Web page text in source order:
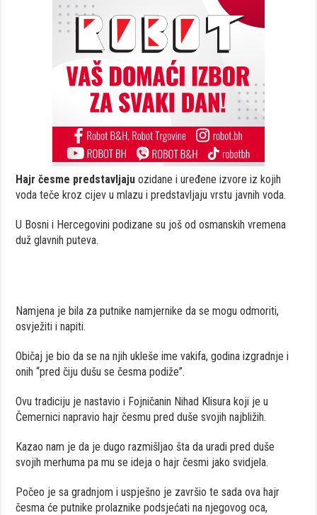
Hajr česme predstavljajuozidane i uređene izvore iz kojih
voda teče kroz cijev u mlazu i predstavljaju vrstu javnih voda.
U Bosni i Hercegovini podizane su još od osmanskih vremena
duž glavnih puteva.
Namjena je bila za putnike namjernike da se mogu odmoriti,
osvježiti i napiti.
Običaj je bio da se na njih ukleše ime vakifa, godina izgradnje i
onih “pred čiju dušu se česma podiže”.
Ovu tradiciju je nastavio i Fojničanin Nihad Klisura koji je u
Čemernici napravio hajr česmu pred duše svojih najbližih.
Kazao nam je da je dugo razmišljao šta da uradi pred duše
svojih merhuma pa mu se ideja o hajr česmi jako svidjela.
Počeo je sa gradnjom i uspješno je završio te sada ova hajr
česma će putnike prolaznike podsjećati na njegovog oca,